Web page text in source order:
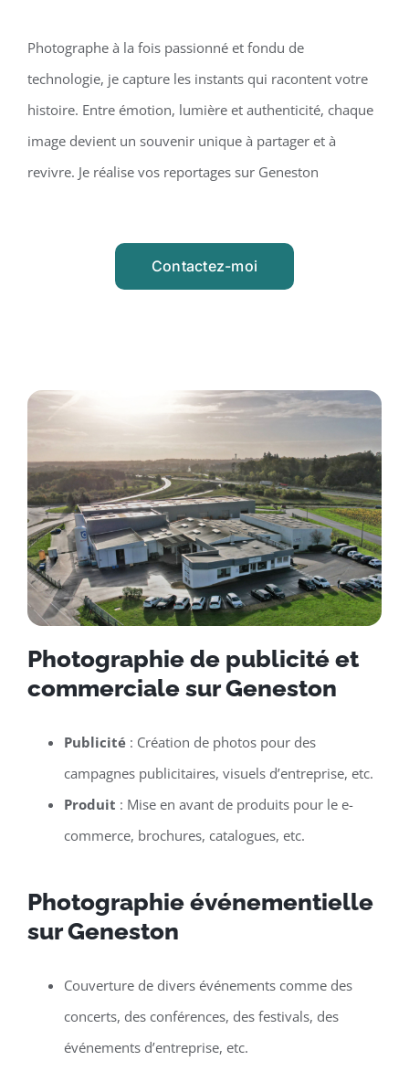
Photographe à la fois passionné et fondu de
technologie, je capture les instants qui racontent votre
histoire. Entre émotion, lumière et authenticité, chaque
image devient un souvenir unique à partager et à
revivre. Je réalise vos reportages sur Geneston
Contactez-moi
Photographie de publicité et
commerciale sur Geneston
Publicité: Création de photos pour des
campagnes publicitaires, visuels d’entreprise, etc.
Produit : Mise en avant de produits pour le e-
commerce, brochures, catalogues, etc.
Photographie événementielle
sur Geneston
Couverture de divers événements comme des
concerts, des conférences, des festivals, des
événements d’entreprise, etc.